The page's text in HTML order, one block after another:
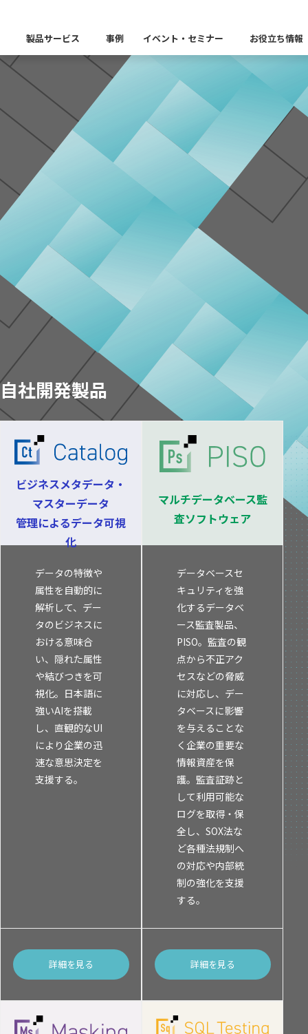
製品サービス
製品カテゴリー別
キーワードから探す
業界から探す
自社開発製品群
プラットフォーム
データ資産管理ソフトウェア
移行時SQL
テストソフトウェア
データベースDR（災害対
ソリューション
データベース監査
ソフトウェア
データ利活用コンサルティング・データ統合コンサルティ
クラウド移行コンサルティング・データベースコンサルティング・
データ統合データ可視化・活用基盤
データセキュリティ
テスト自動化・
ディザスタ
課題から探す
課題に関する製品をこちら
クラウド移行時のよく
仮想環境（VMware）
異種データベース移行
キーワードから探す
キーワードに関連する製品
SQLテスト
クラウド移行
テストデータ作成
データガバナンス
データベースバージョ
データベース構築
データベース移行
データベース管理
データマスキング
データ仮想化
データ分析基盤構築
データ可視化
データ統合
データ連携
フリーテキストマスキ
メタデータ管理
レプリケーション
匿名化
業界から探す
業界特有の課題・ユースケ
建設業
金融・保険業
卸売・小売業
運輸・物流業
Insight SQL Testing
Insight Masking
Insight PISO
Qlik データ統合
Denodo Platform
Dbvisit StandbyMP
Insight Consulting
事例 イベント・セミナー
セミナー
db tech showcase
お役立ち情報
Insight Blog CxOリレーブログ
CEOブログ
企業理念 代表あいさつ
役員紹介
パートナー
製品・サービス
自社開発製品
ビジネスメタデータ・
マスターデータ
管理によるデータ可視
化
データの特徴や
属性を自動的に
解析して、デー
タのビジネスに
おける意味合
い、隠れた属性
や結びつきを可
視化。日本語に
強いAIを搭載
し、直観的なUI
により企業の迅
速な意思決定を
支援する。
詳細を見る
マルチデータベース監
査ソフトウェア
データベースセ
キュリティを強
化するデータベ
ース監査製品、
PISO。監査の観
点から不正アク
セスなどの脅威
に対応し、デー
タベースに影響
を与えることな
く企業の重要な
情報資産を保
護。監査証跡と
して利用可能な
ログを取得・保
全し、SOX法な
ど各種法規制へ
の対応や内部統
制の強化を支援
する。
詳細を見る